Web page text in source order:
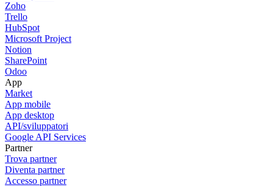
Zoho
Trello
HubSpot
Microsoft Project
Notion
SharePoint
Odoo
App
Market
App mobile
App desktop
API/sviluppatori
Google API Services
Partner
Trova partner
Diventa partner
Accesso partner